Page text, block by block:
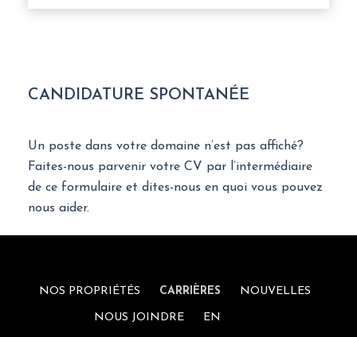
CANDIDATURE SPONTANÉE
Un poste dans votre domaine n’est pas affiché?
Faites-nous parvenir votre CV par l’intermédiaire
de ce formulaire et dites-nous en quoi vous pouvez
nous aider.
NOS PROPRIÉTÉS CARRIÈRES NOUVELLES
NOUS JOINDRE EN